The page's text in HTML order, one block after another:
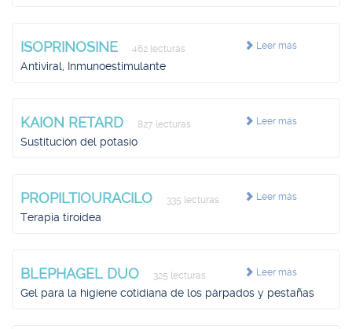
Leer más
ISOPRINOSINE 462 lecturas
Antiviral, Inmunoestimulante
Leer más
KAION RETARD 827 lecturas
Sustitución del potasio
Leer más
PROPILTIOURACILO 335 lecturas
Terapia tiroidea
Leer más
BLEPHAGEL DUO 325 lecturas
Gel para la higiene cotidiana de los párpados y pestañas